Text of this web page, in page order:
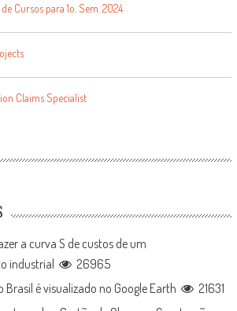
Cursos para 1o. Sem. 2024
Claims Specialist
a curva S de custos de um
industrial
26965
Brasil é visualizado no Google Earth
21631